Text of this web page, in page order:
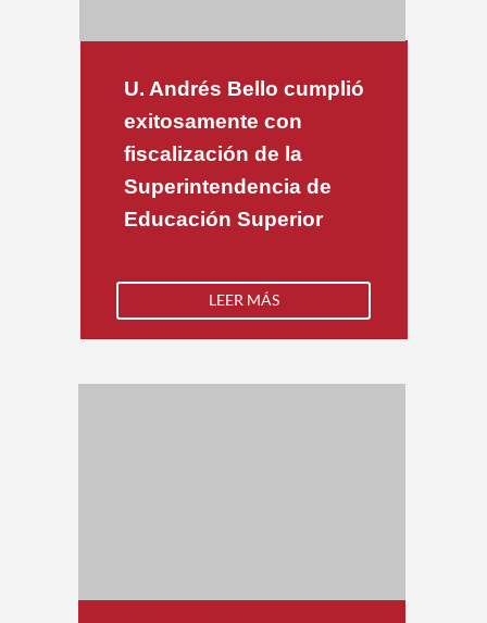
U. Andrés Bello cumplió
exitosamente con
fiscalización de la
Superintendencia de
Educación Superior
LEER MÁS